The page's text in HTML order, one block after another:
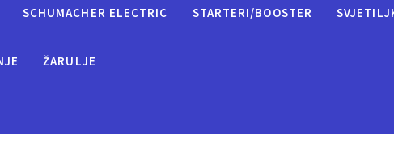
SCHUMACHER ELECTRIC STARTERI/BOOSTER
ŽARULJE